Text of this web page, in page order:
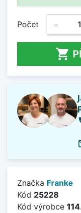
Počet −

Značka Franke
Kód 25228
Kód výrobce